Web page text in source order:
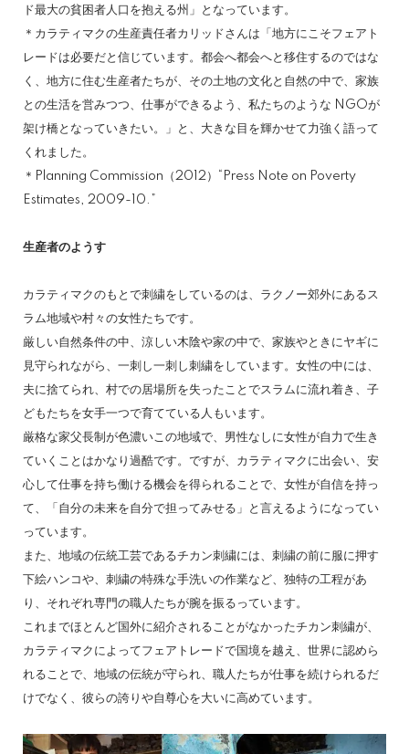
ド最大の貧困者人口を抱える州」となっています。
＊カラティマクの生産責任者カリッドさんは「地方にこそフェアト
レードは必要だと信じています。都会へ都会へと移住するのではな
く、地方に住む生産者たちが、その土地の文化と自然の中で、家族
との生活を営みつつ、仕事ができるよう、私たちのような NGOが
架け橋となっていきたい。」と、大きな目を輝かせて力強く語って
くれました。
＊Planning Commission（2012）“Press Note on Poverty
Estimates, 2009-10.”
生産者のようす
カラティマクのもとで刺繍をしているのは、ラクノー郊外にあるス
ラム地域や村々の女性たちです。
厳しい自然条件の中、涼しい木陰や家の中で、家族やときにヤギに
見守られながら、一刺し一刺し刺繍をしています。女性の中には、
夫に捨てられ、村での居場所を失ったことでスラムに流れ着き、子
どもたちを女手一つで育てている人もいます。
厳格な家父長制が色濃いこの地域で、男性なしに女性が自力で生き
ていくことはかなり過酷です。ですが、カラティマクに出会い、安
心して仕事を持ち働ける機会を得られることで、女性が自信を持っ
て、「自分の未来を自分で担ってみせる」と言えるようになってい
っています。
また、地域の伝統工芸であるチカン刺繍には、刺繍の前に服に押す
下絵ハンコや、刺繍の特殊な手洗いの作業など、独特の工程があ
り、それぞれ専門の職人たちが腕を振るっています。
これまでほとんど国外に紹介されることがなかったチカン刺繍が、
カラティマクによってフェアトレードで国境を越え、世界に認めら
れることで、地域の伝統が守られ、職人たちが仕事を続けられるだ
けでなく、彼らの誇りや自尊心を大いに高めています。